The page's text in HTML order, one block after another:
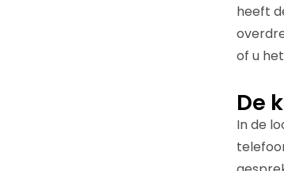
heeft
of u
De
In de